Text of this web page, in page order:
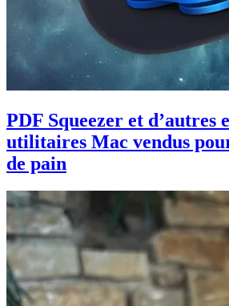
PDF Squeezer et d’autres
utilitaires Mac vendus
de pain